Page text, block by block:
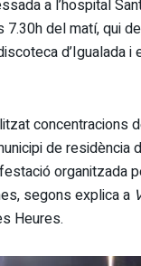
a l’hospital
del matí, qui
d’Igualada
de
organitzada
segons explica a
Heures.